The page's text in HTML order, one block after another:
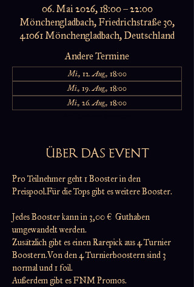
06. Mai 2026, 18:00 – 22:00
Mönchengladbach, Friedrichstraße 30,
41061 Mönchengladbach, Deutschland
Andere Termine
Mi., 12. Aug., 18:00
Mi., 19. Aug., 18:00
Mi., 26. Aug., 18:00
ÜBER DAS EVENT
Pro Teilnehmer geht 1 Booster in den
Preispool.Für die Tops gibt es weitere Booster.
Jedes Booster kann in 3,00 €  Guthaben
umgewandelt werden.
Zusätzlich gibt es einen Rarepick aus 4 Turnier
Boostern.Von den 4 Turnierboostern sind 3
normal und 1 foil.
Außerdem gibt es FNM Promos.